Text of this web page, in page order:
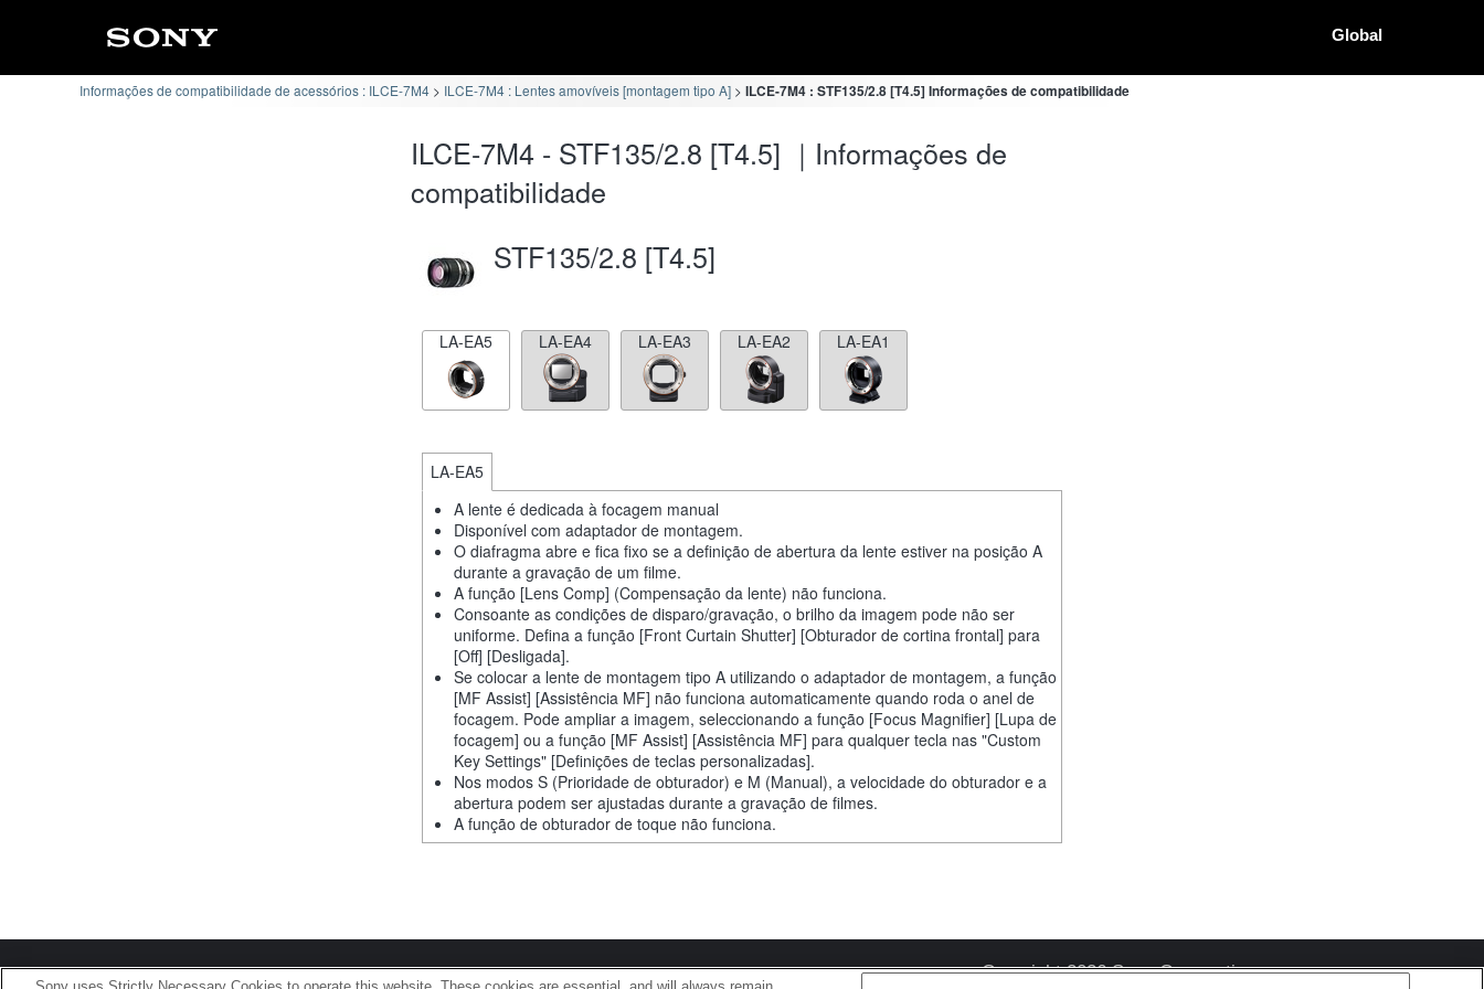
Global
Informações de compatibilidade de acessórios : ILCE-7M4 ILCE-7M4 : Lentes amovíveis [montagem tipo A] ILCE-7M4 : STF135/2.8 [T4.5] Informações de compatibilidade
ILCE-7M4 - STF135/2.8 [T4.5] ｜Informações de
compatibilidade
STF135/2.8 [T4.5]
LA-EA5 LA-EA4 LA-EA3 LA-EA2 LA-EA1
LA-EA5
A lente é dedicada à focagem manual
Disponível com adaptador de montagem.
O diafragma abre e fica fixo se a definição de abertura da lente estiver na posição A
durante a gravação de um filme.
A função [Lens Comp] (Compensação da lente) não funciona.
Consoante as condições de disparo/gravação, o brilho da imagem pode não ser
uniforme. Defina a função [Front Curtain Shutter] [Obturador de cortina frontal] para
[Off] [Desligada].
Se colocar a lente de montagem tipo A utilizando o adaptador de montagem, a função
[MF Assist] [Assistência MF] não funciona automaticamente quando roda o anel de
focagem. Pode ampliar a imagem, seleccionando a função [Focus Magnifier] [Lupa de
focagem] ou a função [MF Assist] [Assistência MF] para qualquer tecla nas "Custom
Key Settings" [Definições de teclas personalizadas].
Nos modos S (Prioridade de obturador) e M (Manual), a velocidade do obturador e a
abertura podem ser ajustadas durante a gravação de filmes.
A função de obturador de toque não funciona.
Terms of Use Contact Us Copyright 2026 Sony Corporation